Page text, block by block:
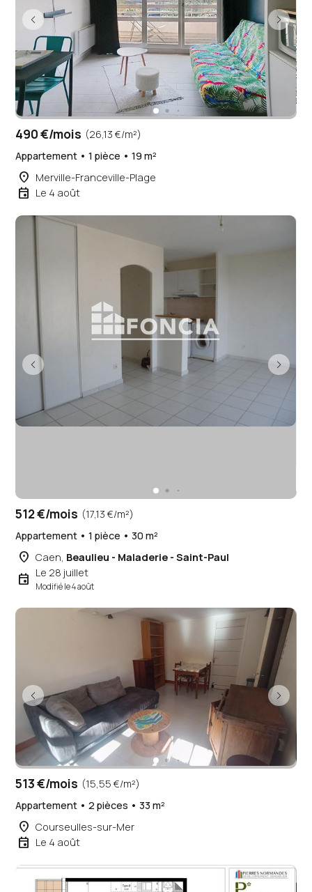
490 €/mois (26,13 €/m²)
Appartement • 1 pièce • 19 m²
place Merville-Franceville-Plage
event Le 4 août
512 €/mois (17,13 €/m²)
Appartement • 1 pièce • 30 m²
place Caen, Beaulieu - Maladerie - Saint-Paul
event Le 28 juillet
Modifié le 4 août
513 €/mois (15,55 €/m²)
Appartement • 2 pièces • 33 m²
place Courseulles-sur-Mer
event Le 4 août